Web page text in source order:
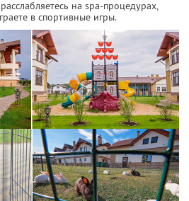
на spa-процедурах,
в спортивные игры.